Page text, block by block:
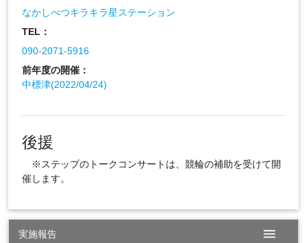
なかしべつキラキラ星ステーション
TEL：
090-2071-5916
前年度の開催：
中標津(2022/04/24)
後援
※ステップのトークコンサートは、競輪の補助を受けて開
催します。
実施報告 menu